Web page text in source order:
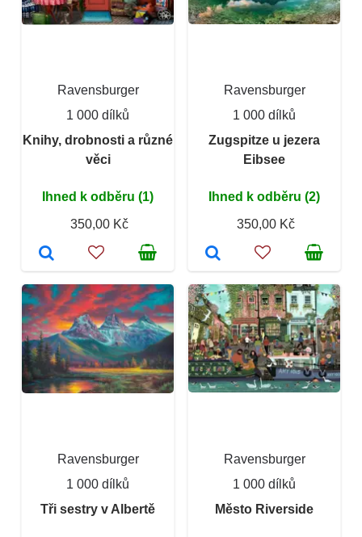
Ravensburger
1 000 dílků
Knihy, drobnosti a různé
věci
Ihned k odběru (1)
350,00 Kč
Ravensburger
1 000 dílků
Zugspitze u jezera
Eibsee
Ihned k odběru (2)
350,00 Kč
Ravensburger
1 000 dílků
Tři sestry v Albertě
Ravensburger
1 000 dílků
Město Riverside